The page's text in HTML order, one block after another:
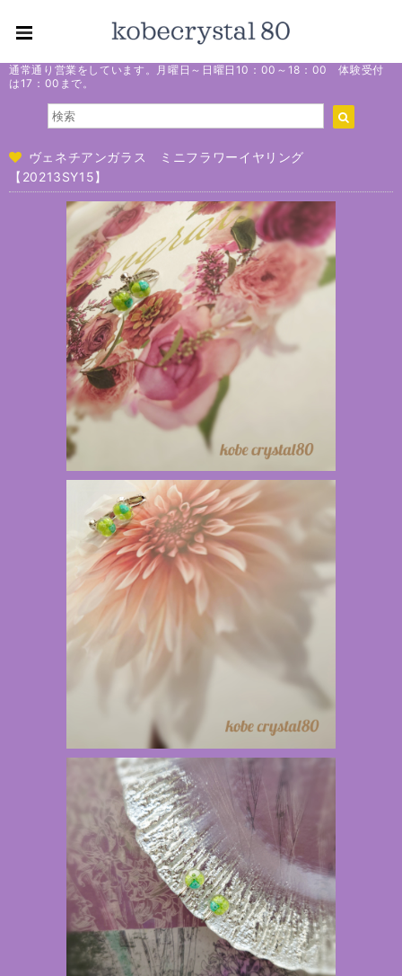
通常通り営業をしています。月曜日～日曜日10：00～18：00 体験受付
は17：00まで。
ヴェネチアンガラス ミニフラワーイヤリング
【20213SY15】